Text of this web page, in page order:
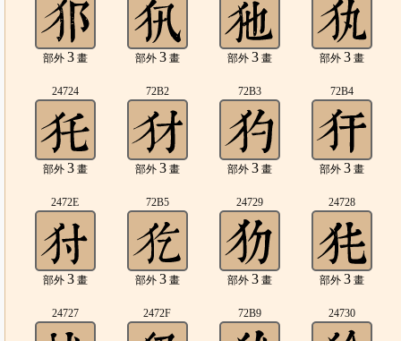
部外 3畫 部外 3畫 部外 3畫 部外 3畫
24724
部外 3畫
72B2
部外 3畫
72B3
部外 3畫
72B4
部外 3畫
2472E
部外 3畫
72B5
部外 3畫
24729
部外 3畫
24728
部外 3畫
24727 2472F 72B9 24730